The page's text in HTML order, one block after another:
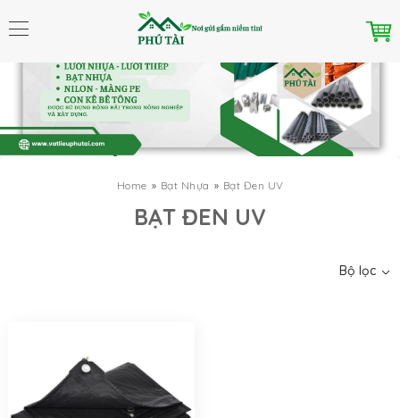
Home Bạt Nhựa Bạt Đen UV
BẠT ĐEN UV
Bộ lọc